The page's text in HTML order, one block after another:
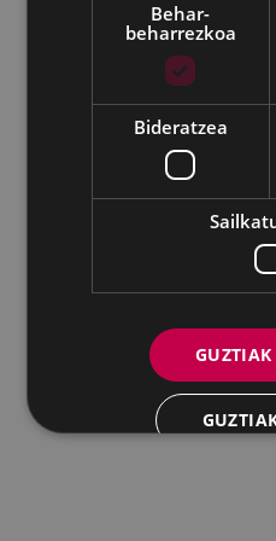
Udalaren sare
Eibarko Andretxea -
Andretxea: 943 54 39 38
andretxea@eibar.eus
IFZ: P2003100A |
Behar-
beharrezkoa
Bideratzea